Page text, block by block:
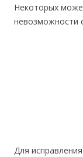
Некоторых
невозможности
Для